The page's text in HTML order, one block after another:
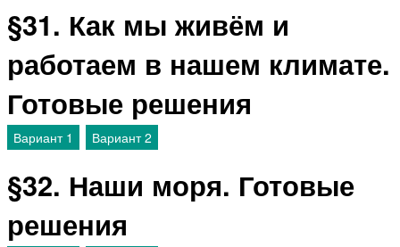
§31. Как мы живём и
работаем в нашем климате.
Готовые решения
Вариант 1 Вариант 2
§32. Наши моря. Готовые
решения